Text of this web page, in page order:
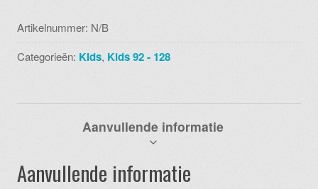
aantal
Artikelnummer: N/B
Categorieën: Kids, Kids 92 - 128
Aanvullende informatie
Aanvullende informatie